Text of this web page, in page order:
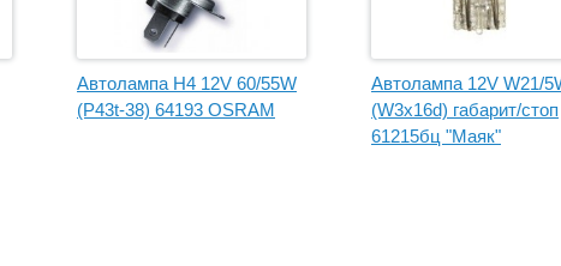
Автолампа H4 12V 60/55W
(P43t-38) 64193 OSRAM
Автолампа 12V W21/
(W3x16d) габарит/стоп
61215бц "Маяк"